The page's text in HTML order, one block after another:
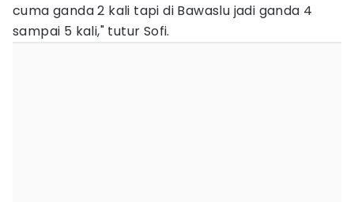
cuma ganda 2 kali tapi di Bawaslu jadi ganda 4
sampai 5 kali," tutur Sofi.